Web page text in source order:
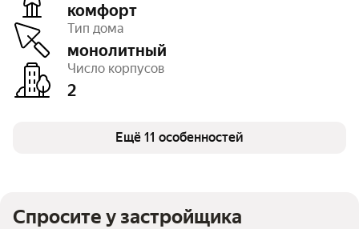
комфорт
Тип дома
монолитный
Число корпусов
2
Этажность
Отделка
Высота потолков
3 м
Паркинг, машиноместа есть открытый
Тип договора
ДДУ, 214 ФЗ
Очереди
есть
Ещё 11 особенностей
Спросите у застройщика